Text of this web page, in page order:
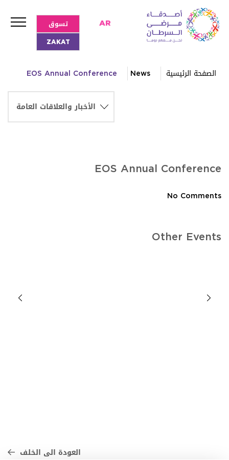
AR
تسوق
ZAKAT
الصفحة الرئيسية News
EOS Annual Conference
EOS Annual Conference
No Comments
Other Events
العودة الى الخلف